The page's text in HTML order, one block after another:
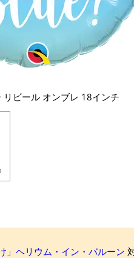
リビール オンブレ 18インチ
」ヘリウム・イン・バルーン